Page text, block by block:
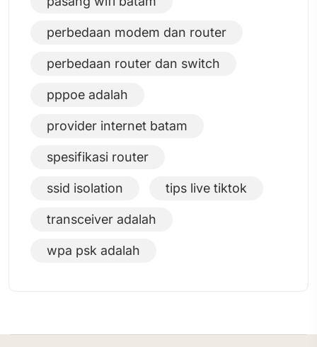
perbedaan modem dan router
perbedaan router dan switch
pppoe adalah
provider internet batam
spesifikasi router
ssid isolation tips live tiktok
transceiver adalah
wpa psk adalah